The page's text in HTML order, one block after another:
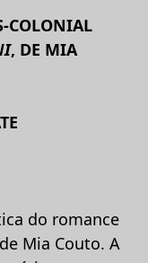
COLONIAL
, DE MIA
do romance
Mia Couto. A